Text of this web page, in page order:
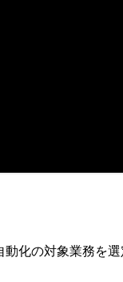
化の対象業務を